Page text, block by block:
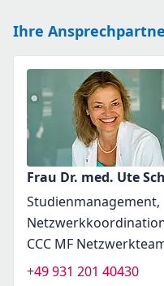
Ihre
Frau Dr. med. Ute
Studienmanagement,
CCC MF
+49 931 201 40430